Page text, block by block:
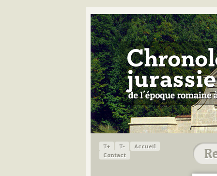
T+ T-
Accueil
Contact